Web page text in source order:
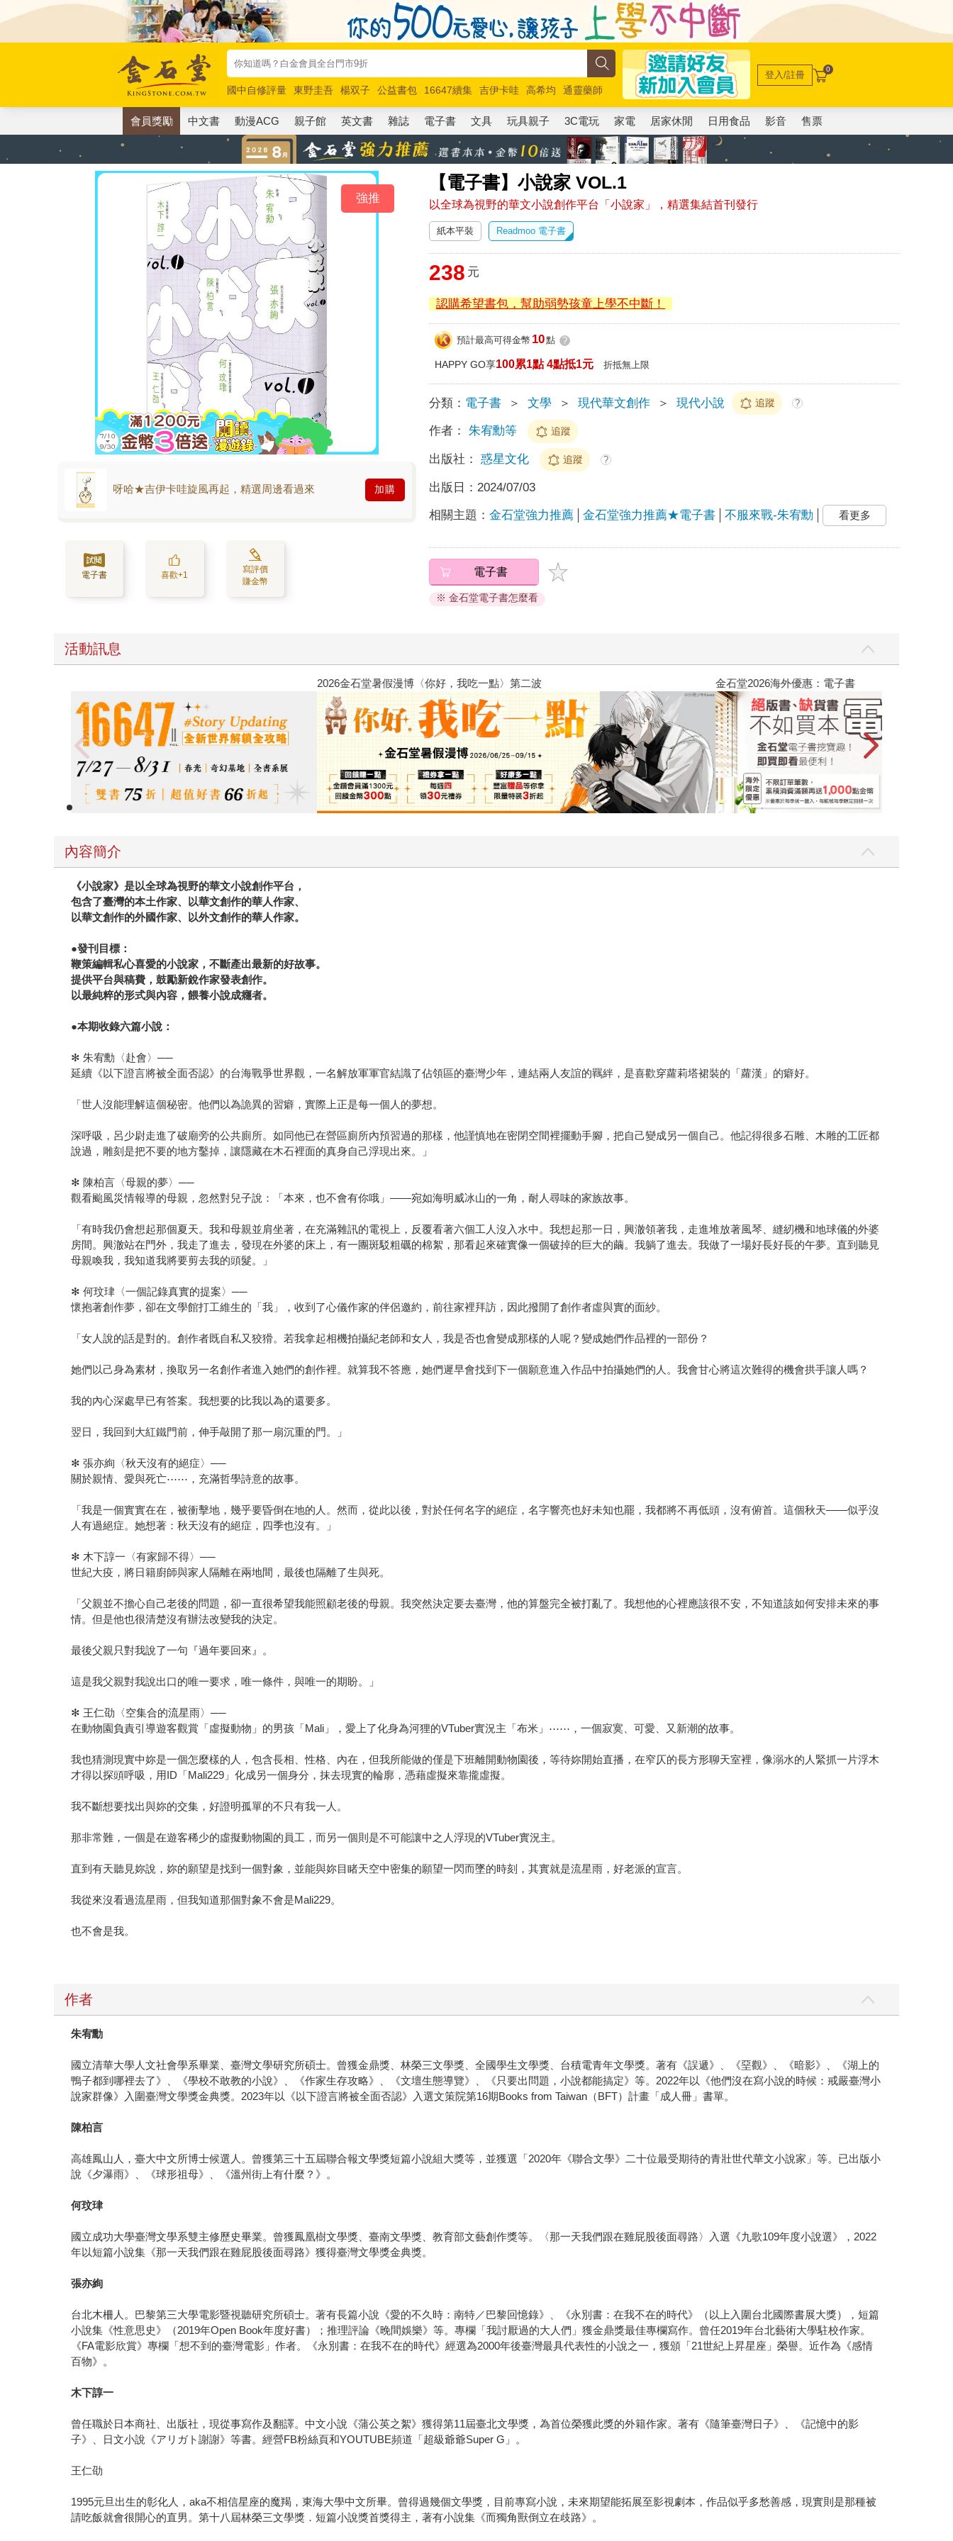
國中自修評量 東野圭吾 楊双子 公益書包 16647續集 吉伊卡哇 高希均
通靈藥師
唯紅花綻放
奧德賽 路邊攤新作 馬斯克 玩具總動員5 超慢跑
登入/註冊 0
會員獎勵 中文書 動漫ACG 親子館 英文書 雜誌 電子書 文具 玩具親子 3C電玩 家電 居家休閒 日用食品 影音 售票
【電子書】小說家 VOL.1
以全球為視野的華文小說創作平台「小說家」，精選集結首刊發行
強推
呀哈★吉伊卡哇旋風再起，精選周邊看過來 加購
電子書 喜歡+1
寫評價
賺金幣
紙本平裝 Readmoo 電子書
238 元
認購希望書包，幫助弱勢孩童上學不中斷！
預計最高可得金幣 10點 ?
HAPPY GO享100累1點 4點抵1元 折抵無上限
分類： 電子書 ＞ 文學 ＞ 現代華文創作 ＞ 現代小說 追蹤 ?
作者： 朱宥勳等 追蹤
出版社： 惑星文化 追蹤 ?
出版日： 2024/07/03
相關主題：金石堂強力推薦 金石堂強力推薦★電子書 不服來戰-朱宥勳 看更多
電子書
※ 金石堂電子書怎麼看
活動訊息
2026金石堂暑假漫博〈你好，我吃一點〉第二波
內容簡介
《小說家》是以全球為視野的華文小說創作平台，
包含了臺灣的本土作家、以華文創作的華人作家、
以華文創作的外國作家、以外文創作的華人作家。
●發刊目標：
鞭策編輯私心喜愛的小說家，不斷產出最新的好故事。
提供平台與稿費，鼓勵新銳作家發表創作。
以最純粹的形式與內容，餵養小說成癮者。
●本期收錄六篇小說：
✻ 朱宥勳〈赴會〉──
延續《以下證言將被全面否認》的台海戰爭世界觀，一名解放軍軍官結識了佔領區的臺灣少年，連結兩人友誼的羈絆，是喜歡穿蘿莉塔裙裝的「蘿漢」的癖好。
「世人沒能理解這個秘密。他們以為詭異的習癖，實際上正是每一個人的夢想。
深呼吸，呂少尉走進了破廟旁的公共廁所。如同他已在營區廁所內預習過的那樣，他謹慎地在密閉空間裡擺動手腳，把自己變成另一個自己。他記得很多石雕、木雕的工匠都
說過，雕刻是把不要的地方鑿掉，讓隱藏在木石裡面的真身自己浮現出來。」
✻ 陳柏言〈母親的夢〉──
觀看颱風災情報導的母親，忽然對兒子說：「本來，也不會有你哦」——宛如海明威冰山的一角，耐人尋味的家族故事。
「有時我仍會想起那個夏天。我和母親並肩坐著，在充滿雜訊的電視上，反覆看著六個工人沒入水中。我想起那一日，興澈領著我，走進堆放著風琴、縫紉機和地球儀的外婆
房間。興澈站在門外，我走了進去，發現在外婆的床上，有一團斑駁粗礪的棉絮，那看起來確實像一個破掉的巨大的繭。我躺了進去。我做了一場好長好長的午夢。直到聽見
母親喚我，我知道我將要剪去我的頭髮。」
✻ 何玟珒〈一個記錄真實的提案〉──
懷抱著創作夢，卻在文學館打工維生的「我」，收到了心儀作家的伴侶邀約，前往家裡拜訪，因此撥開了創作者虛與實的面紗。
「女人說的話是對的。創作者既自私又狡猾。若我拿起相機拍攝紀老師和女人，我是否也會變成那樣的人呢？變成她們作品裡的一部份？
她們以己身為素材，換取另一名創作者進入她們的創作裡。就算我不答應，她們遲早會找到下一個願意進入作品中拍攝她們的人。我會甘心將這次難得的機會拱手讓人嗎？
我的內心深處早已有答案。我想要的比我以為的還要多。
翌日，我回到大紅鐵門前，伸手敲開了那一扇沉重的門。」
✻ 張亦絢〈秋天沒有的絕症〉──
關於親情、愛與死亡⋯⋯，充滿哲學詩意的故事。
「我是一個實實在在，被衝擊地，幾乎要昏倒在地的人。然而，從此以後，對於任何名字的絕症，名字響亮也好未知也罷，我都將不再低頭，沒有俯首。這個秋天——似乎沒
人有過絕症。她想著：秋天沒有的絕症，四季也沒有。」
✻ 木下諄一〈有家歸不得〉──
世紀大疫，將日籍廚師與家人隔離在兩地間，最後也隔離了生與死。
「父親並不擔心自己老後的問題，卻一直很希望我能照顧老後的母親。我突然決定要去臺灣，他的算盤完全被打亂了。我想他的心裡應該很不安，不知道該如何安排未來的事
情。但是他也很清楚沒有辦法改變我的決定。
最後父親只對我說了一句『過年要回來』。
這是我父親對我說出口的唯一要求，唯一條件，與唯一的期盼。」
✻ 王仁劭〈空集合的流星雨〉──
在動物園負責引導遊客觀賞「虛擬動物」的男孩「Mali」，愛上了化身為河狸的VTuber實況主「布米」⋯⋯，一個寂寞、可愛、又新潮的故事。
我也猜測現實中妳是一個怎麼樣的人，包含長相、性格、內在，但我所能做的僅是下班離開動物園後，等待妳開始直播，在窄仄的長方形聊天室裡，像溺水的人緊抓一片浮木
才得以探頭呼吸，用ID「Mali229」化成另一個身分，抹去現實的輪廓，憑藉虛擬來靠攏虛擬。
我不斷想要找出與妳的交集，好證明孤單的不只有我一人。
那非常難，一個是在遊客稀少的虛擬動物園的員工，而另一個則是不可能讓中之人浮現的VTuber實況主。
直到有天聽見妳說，妳的願望是找到一個對象，並能與妳目睹天空中密集的願望一閃而墜的時刻，其實就是流星雨，好老派的宣言。
我從來沒看過流星雨，但我知道那個對象不會是Mali229。
也不會是我。
作者
朱宥勳
國立清華大學人文社會學系畢業、臺灣文學研究所碩士。曾獲金鼎獎、林榮三文學獎、全國學生文學獎、台積電青年文學獎。著有《誤遞》、《堊觀》、《暗影》、《湖上的
鴨子都到哪裡去了》、《學校不敢教的小說》、《作家生存攻略》、《文壇生態導覽》、《只要出問題，小說都能搞定》等。2022年以《他們沒在寫小說的時候：戒嚴臺灣小
說家群像》入圍臺灣文學獎金典獎。2023年以《以下證言將被全面否認》入選文策院第16期Books from Taiwan（BFT）計畫「成人冊」書單。
陳柏言
高雄鳳山人，臺大中文所博士候選人。曾獲第三十五屆聯合報文學獎短篇小說組大獎等，並獲選「2020年《聯合文學》二十位最受期待的青壯世代華文小說家」等。已出版小
說《夕瀑雨》、《球形祖母》、《溫州街上有什麼？》。
何玟珒
國立成功大學臺灣文學系雙主修歷史畢業。曾獲鳳凰樹文學獎、臺南文學獎、教育部文藝創作獎等。〈那一天我們跟在雞屁股後面尋路〉入選《九歌109年度小說選》，2022
年以短篇小說集《那一天我們跟在雞屁股後面尋路》獲得臺灣文學獎金典獎。
張亦絢
台北木柵人。巴黎第三大學電影暨視聽研究所碩士。著有長篇小說《愛的不久時：南特／巴黎回憶錄》、《永別書：在我不在的時代》（以上入圍台北國際書展大獎），短篇
小說集《性意思史》（2019年Open Book年度好書）；推理評論《晚間娛樂》等。專欄「我討厭過的大人們」獲金鼎獎最佳專欄寫作。曾任2019年台北藝術大學駐校作家。
《FA電影欣賞》專欄「想不到的臺灣電影」作者。《永別書：在我不在的時代》經選為2000年後臺灣最具代表性的小說之一，獲頒「21世紀上昇星座」榮譽。近作為《感情
百物》。
木下諄一
曾任職於日本商社、出版社，現從事寫作及翻譯。中文小說《蒲公英之絮》獲得第11屆臺北文學獎，為首位榮獲此獎的外籍作家。著有《隨筆臺灣日子》、《記憶中的影
子》、日文小說《アリガト謝謝》等書。經營FB粉絲頁和YOUTUBE頻道「超級爺爺Super G」。
王仁劭
1995元旦出生的彰化人，aka不相信星座的魔羯，東海大學中文所畢。曾得過幾個文學獎，目前專寫小說，未來期望能拓展至影視劇本，作品似乎多愁善感，現實則是那種被
請吃飯就會很開心的直男。第十八屆林榮三文學獎．短篇小說獎首獎得主，著有小說集《而獨角獸倒立在歧路》。